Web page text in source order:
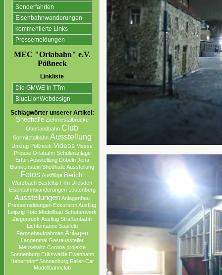
Sonderfahrten
Eisenbahnwanderungen
kommentierte Links
Pressemeldungen
MEC "Orlabahn" e.V.
Pößneck
Linkliste
Die GMWE in TTm
BlueLionWebdesign
Schlagwörter unserer Artikel:
Shedhalle Ziehmestalbrücke
Oberlandbahn Club
Sormitztalbahn Ausstellung
Umzug Pößneck Videos Messe
Presse Orlabahn Schüleranlage
Erfurt Ausstellung Döbeln Jena
Blankenstein Shedhalle Ausstellung
Fotos Ausflüge Bericht
Wurzbach Basteltip Film Dresden
Eisenbahnwanderungen Leutenberg
Ausstellungen Anlagenbau
Pressemeldungen Exkursion Ausflug
Leipzig Foto Modellbau Schotterwerk
Ziegenrück Ausflug Straßenbahn
Lichtentanne Saalfeld
Fernsehaufnahmen Anlagen
Langenthal Gastaussteller
Meuselwitz Corona projekte
Sonnenburg Erikswalde Eisenbahn
Heberndorf Sonnenburg Faller-Car
Modellbahnclub